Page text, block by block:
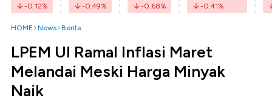
-0.12% -0.49% -0.68% -0.41%
HOME News Berita
LPEM UI Ramal Inflasi Maret
Melandai Meski Harga Minyak
Naik